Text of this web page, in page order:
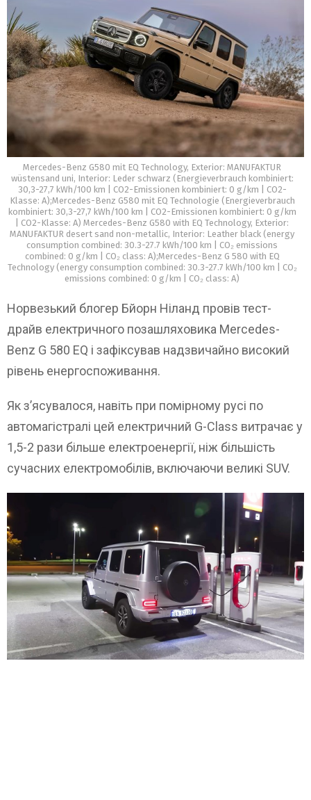
Mercedes-Benz G580 mit EQ Technology, Exterior: MANUFAKTUR
wüstensand uni, Interior: Leder schwarz (Energieverbrauch kombiniert:
30,3-27,7 kWh/100 km | CO2-Emissionen kombiniert: 0 g/km | CO2-
Klasse: A);Mercedes-Benz G580 mit EQ Technologie (Energieverbrauch
kombiniert: 30,3-27,7 kWh/100 km | CO2-Emissionen kombiniert: 0 g/km
| CO2-Klasse: A) Mercedes-Benz G580 with EQ Technology, Exterior:
MANUFAKTUR desert sand non-metallic, Interior: Leather black (energy
consumption combined: 30.3-27.7 kWh/100 km | CO₂ emissions
combined: 0 g/km | CO₂ class: A);Mercedes-Benz G 580 with EQ
Technology (energy consumption combined: 30.3-27.7 kWh/100 km | CO₂
emissions combined: 0 g/km | CO₂ class: A)
Норвезький блогер Бйорн Ніланд провів тест-
драйв електричного позашляховика Mercedes-
Benz G 580 EQ і зафіксував надзвичайно високий
рівень енергоспоживання.
Як з’ясувалося, навіть при помірному русі по
автомагістралі цей електричний G-Class витрачає у
1,5-2 рази більше електроенергії, ніж більшість
сучасних електромобілів, включаючи великі SUV.